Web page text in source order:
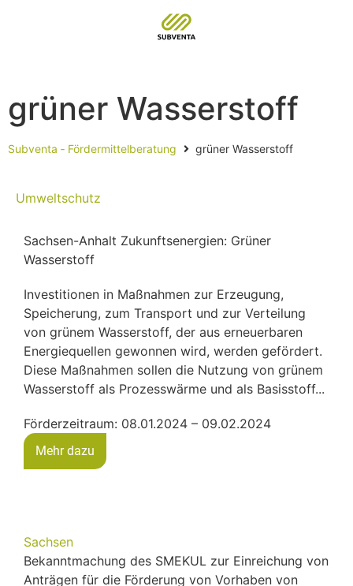
grüner Wasserstoff
Subventa ‐ Fördermittelberatung grüner Wasserstoff
Umweltschutz
Sachsen-Anhalt Zukunftsenergien: Grüner
Wasserstoff
Investitionen in Maßnahmen zur Erzeugung,
Speicherung, zum Transport und zur Verteilung
von grünem Wasserstoff, der aus erneuerbaren
Energiequellen gewonnen wird, werden gefördert.
Diese Maßnahmen sollen die Nutzung von grünem
Wasserstoff als Prozesswärme und als Basisstoff...
Förderzeitraum: 08.01.2024 – 09.02.2024
Mehr dazu
Sachsen
Bekanntmachung des SMEKUL zur Einreichung von
Anträgen für die Förderung von Vorhaben von